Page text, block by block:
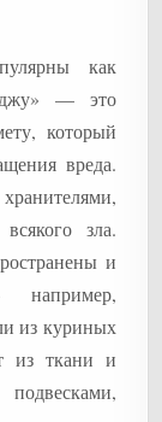
как
джу» — это
который
вреда.
зла.
и
из куриных
из ткани и